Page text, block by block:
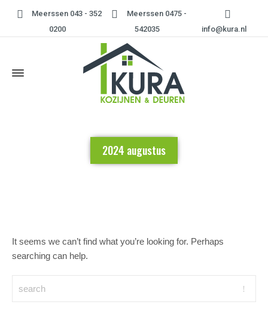
Meerssen 043 - 352
0200
Meerssen 0475 -
542035
info@kura.nl
2024 augustus
It seems we can’t find what you’re looking for. Perhaps
searching can help.